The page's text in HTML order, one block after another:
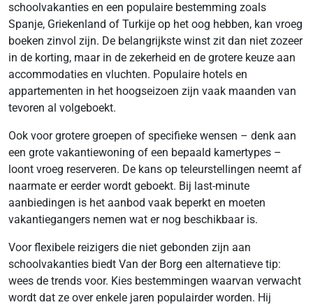
schoolvakanties en een populaire bestemming zoals
Spanje, Griekenland of Turkije op het oog hebben, kan vroeg
boeken zinvol zijn. De belangrijkste winst zit dan niet zozeer
in de korting, maar in de zekerheid en de grotere keuze aan
accommodaties en vluchten. Populaire hotels en
appartementen in het hoogseizoen zijn vaak maanden van
tevoren al volgeboekt.
Ook voor grotere groepen of specifieke wensen – denk aan
een grote vakantiewoning of een bepaald kamertypes –
loont vroeg reserveren. De kans op teleurstellingen neemt af
naarmate er eerder wordt geboekt. Bij last-minute
aanbiedingen is het aanbod vaak beperkt en moeten
vakantiegangers nemen wat er nog beschikbaar is.
Voor flexibele reizigers die niet gebonden zijn aan
schoolvakanties biedt Van der Borg een alternatieve tip:
wees de trends voor. Kies bestemmingen waarvan verwacht
wordt dat ze over enkele jaren populairder worden. Hij